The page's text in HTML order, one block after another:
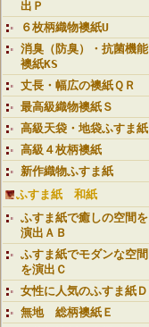
出Ｐ
６枚柄織物襖紙U
消臭（防臭）・抗菌機能
襖紙KS
丈長・幅広の襖紙ＱＲ
最高級織物襖紙Ｓ
高級天袋・地袋ふすま紙
高級４枚柄襖紙
新作織物ふすま紙
ふすま紙 和紙
ふすま紙で癒しの空間を
演出ＡＢ
ふすま紙でモダンな空間
を演出Ｃ
女性に人気のふすま紙Ｄ
無地 総柄襖紙Ｅ